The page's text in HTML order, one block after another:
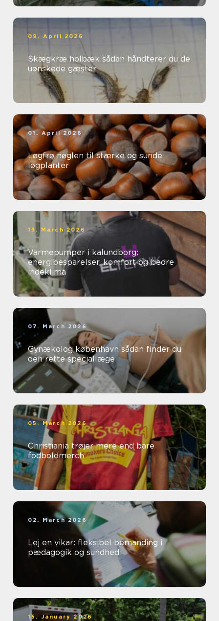
09. April 2026
Skægkræ holbæk sådan håndterer du de
uønskede gæster
01. April 2026
Løgfrø nøglen til stærke og sunde
løgplanter
13. March 2026
Varmepumper i kalundborg:
energibesparelser, komfort og bedre
indeklima
07. March 2026
Gynækolog københavn sådan finder du
den rette speciallæge
05. March 2026
Christiania trøjer mere end bare
fodboldmerch
02. March 2026
Lej en vikar: fleksibel bemanding i
pædagogik og sundhed
15. January 2026